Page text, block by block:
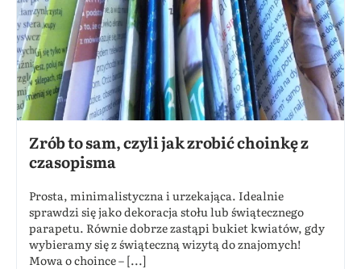
Zrób to sam, czyli jak zrobić choinkę z
czasopisma
Prosta, minimalistyczna i urzekająca. Idealnie
sprawdzi się jako dekoracja stołu lub świątecznego
parapetu. Równie dobrze zastąpi bukiet kwiatów, gdy
wybieramy się z świąteczną wizytą do znajomych!
Mowa o choince – [...]